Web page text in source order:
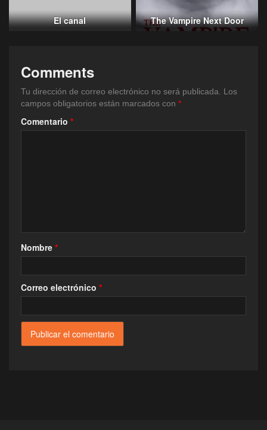
El canal The Vampire Next Door
Comments
Tu dirección de correo electrónico no será publicada.
Los
campos obligatorios están marcados con *
Comentario *
Nombre *
Correo electrónico *